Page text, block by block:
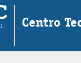
Centro